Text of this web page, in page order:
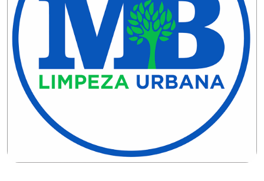
CAMPEONATO
DE
BLOCOS
CAPACITAÇÃO
CARNAUBAIS
CARNAVAL